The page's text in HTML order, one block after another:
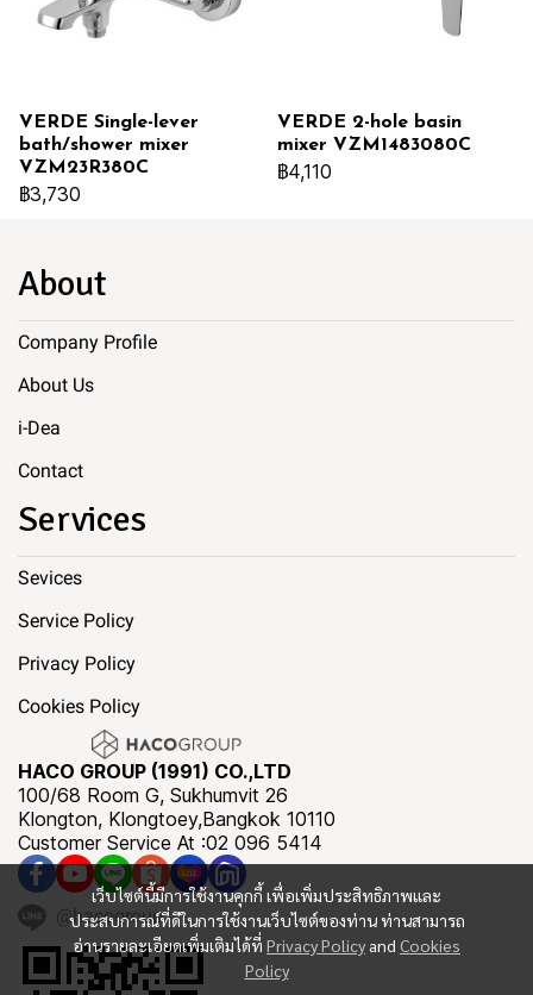
VERDE Single-lever
bath/shower mixer
VZM23R380C
฿3,730
VERDE 2-hole basin
mixer VZM1483080C
฿4,110
เว็บไซต์นี้มีการใช้งานคุกกี้ เพื่อเพิ่มประสิทธิภาพและ
ประสบการณ์ที่ดีในการใช้งานเว็บไซต์ของท่าน ท่านสามารถ
อ่านรายละเอียดเพิ่มเติมได้ที่ Privacy Policy and Cookies
Policy
About
Company Profile
About Us
i-Dea
Contact
Services
Sevices
Service Policy
Privacy Policy
Cookies Policy
HACO GROUP (1991) CO.,LTD
100/68 Room G, Sukhumvit 26
Klongton, Klongtoey,Bangkok 10110
Customer Service At :02 096 5414
@hacogroup